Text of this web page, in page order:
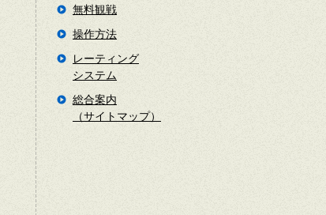
無料観戦
操作方法
レーティング
システム
総合案内
（サイトマップ）